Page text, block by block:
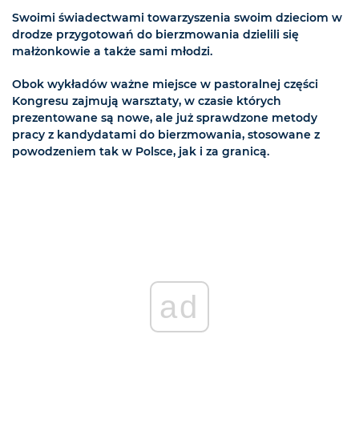
Swoimi świadectwami towarzyszenia swoim dzieciom w
drodze przygotowań do bierzmowania dzielili się
małżonkowie a także sami młodzi.
Obok wykładów ważne miejsce w pastoralnej części
Kongresu zajmują warsztaty, w czasie których
prezentowane są nowe, ale już sprawdzone metody
pracy z kandydatami do bierzmowania, stosowane z
powodzeniem tak w Polsce, jak i za granicą.
ad